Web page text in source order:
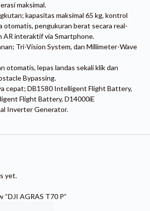
maksimal.
kapasitas maksimal 65 kg, kontrol
otomatis, pengukuran berat secara real-
AR interaktif via Smartphone.
Tri-Vision System, dan Millimeter-Wave
otomatis, lepas landas sekali klik dan
Bypassing.
cepat; DB1580 Intelligent Flight Battery,
Flight Battery, D14000iE
Inverter Generator.
yet.
AGRAS T70 P”